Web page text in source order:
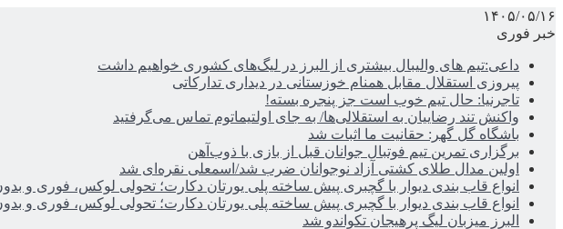
۱۴۰۵/۰۵/۱۶
خبر فوری
داعی:تیم های والیبال بیشتری از البرز در لیگ‌های کشوری خواهیم داشت
پیروزی استقلال مقابل همنام خوزستانی در دیداری تدارکاتی
تاجرنیا: حال تیم خوب است جز پنجره بسته!
واکنش تند رضاییان به استقلالی‌ها/ به جای اولتیماتوم تماس می‌گرفتید
باشگاه گل گهر: حقانیت ما اثبات شد
برگزاری تمرین تیم فوتبال جوانان قبل از بازی با ذوب‌آهن
اولین مدال طلای کشتی آزاد نوجوانان ضرب شد/اسمعلی نقره‌ای شد
انواع قاب بندی دیوار با گچبری پیش ساخته پلی یورتان دکارت؛ تحولی لوکس، فوری و
انواع قاب بندی دیوار با گچبری پیش ساخته پلی یورتان دکارت؛ تحولی لوکس، فوری و
البرز میزبان لیگ پرهیجان تکواندو شد